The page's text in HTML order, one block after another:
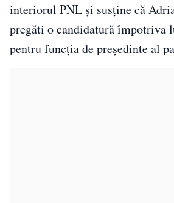
interiorul PNL și susține că
pregăti o candidatură
pentru funcția de președinte al